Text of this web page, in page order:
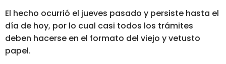
El hecho ocurrió el jueves pasado y persiste hasta el
día de hoy, por lo cual casi todos los trámites
deben hacerse en el formato del viejo y vetusto
papel.